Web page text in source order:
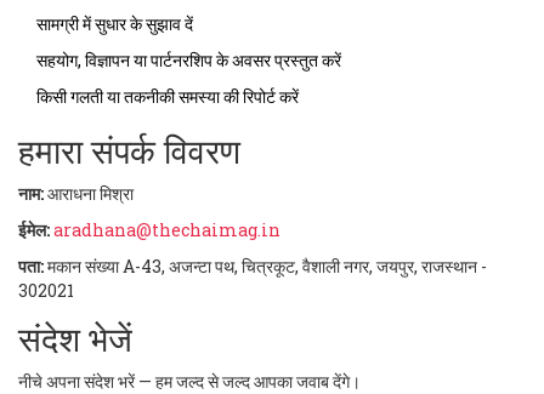
सामग्री में सुधार के सुझाव दें
सहयोग, विज्ञापन या पार्टनरशिप के अवसर प्रस्तुत करें
किसी गलती या तकनीकी समस्या की रिपोर्ट करें
हमारा संपर्क विवरण
नाम:आराधना मिश्रा
ईमेल:aradhana@thechaimag.in
पता:मकान संख्या A-43, अजन्टा पथ, चित्रकूट, वैशाली नगर, जयपुर, राजस्थान -
302021
संदेश भेजें
नीचे अपना संदेश भरें — हम जल्द से जल्द आपका जवाब देंगे।